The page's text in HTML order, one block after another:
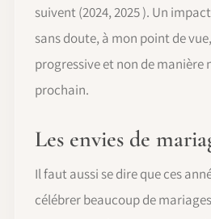
suivent (2024, 2025 ). Un
sans doute, à mon point de
progressive et non de manière
prochain.
Les envies de
Il faut aussi se dire que ces
célébrer beaucoup de